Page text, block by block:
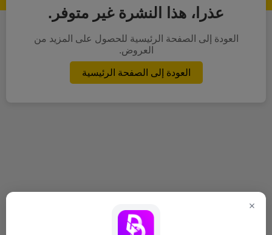
عذرا، هذا النشرة غير متوفر.
العودة إلى الصفحة الرئيسية للحصول على المزيد من
العروض.
العودة إلى الصفحة الرئيسية